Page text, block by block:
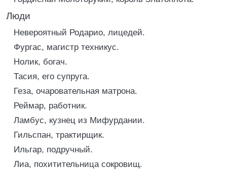
Люди
Невероятный Родарио, лицедей.
Фургас, магистр техникус.
Нолик, богач.
Тасия, его супруга.
Геза, очаровательная матрона.
Реймар, работник.
Ламбус, кузнец из Мифурдании.
Гильспан, трактирщик.
Ильгар, подручный.
Лиа, похитительница сокровищ.